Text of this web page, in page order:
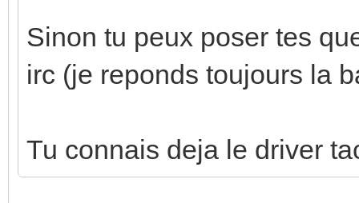
Sinon tu peux poser tes
irc (je reponds toujours la
Tu connais deja le driver